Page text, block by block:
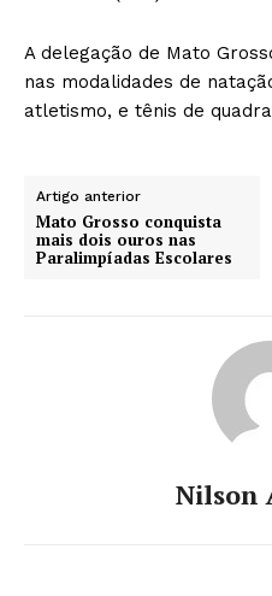
A delegação de Mato
nas modalidades de
atletismo, e tênis de
Artigo anterior
Mato Grosso conquista
mais dois ouros nas
Paralimpíadas Escolares
Nilson